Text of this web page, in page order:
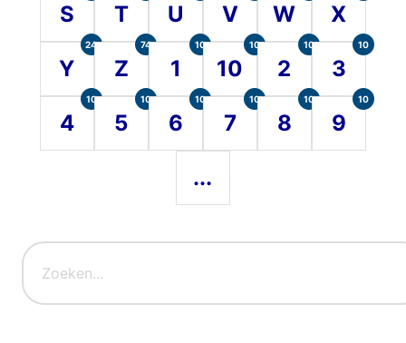
S T U V W X
Y
24
Z
74
1
10
10
10
2
10
3
10
4
10
5
10
6
10
7
10
8
10
9
10
...